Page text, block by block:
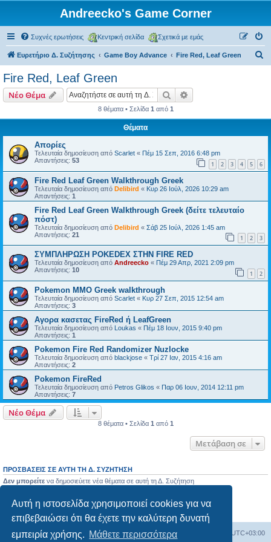
Αυτή η ιστοσελίδα χρησιμοποιεί cookies για να
επιβεβαιώσει ότι θα έχετε την καλύτερη δυνατή
εμπειρία χρήσης. Μάθετε περισσότερα
Andreecko's Game Corner
Συχνές ερωτήσεις Κεντρική σελίδα Σχετικά με εμάς
Ευρετήριο Δ. Συζήτησης Game Boy Advance Fire Red, Leaf Green
η
Fire Red, Leaf Green
Νέο Θέμα Αναζήτηση
8 θέματα • Σελίδα 1 από 1
Θέματα
Απορίες
Τελευταία δημοσίευση από Scarlet « Πέμ 15 Σεπ, 2016 6:48 pm
Απαντήσεις: 53 1 2 3 4 5 6
Fire Red Leaf Green Walkthrough Greek
Τελευταία δημοσίευση από Delibird « Κυρ 26 Ιούλ, 2026 10:29 am
Απαντήσεις: 1
Fire Red Leaf Green Walkthrough Greek (δείτε τελευταίο
πόστ)
Τελευταία δημοσίευση από Delibird « Σάβ 25 Ιούλ, 2026 1:45 am
Απαντήσεις: 21 1 2 3
ΣΥΜΠΛΗΡΩΣΗ POKEDEX ΣΤΗΝ FIRE RED
Τελευταία δημοσίευση από Andreecko « Πέμ 29 Απρ, 2021 2:09 pm
Απαντήσεις: 10 1 2
Pokemon MMO Greek walkthrough
Τελευταία δημοσίευση από Scarlet « Κυρ 27 Σεπ, 2015 12:54 am
Απαντήσεις: 3
Αγορα κασετας FireRed ή LeafGreen
Τελευταία δημοσίευση από Loukas « Πέμ 18 Ιουν, 2015 9:40 pm
Απαντήσεις: 1
Pokemon Fire Red Randomizer Nuzlocke
Τελευταία δημοσίευση από blackjose « Τρί 27 Ιαν, 2015 4:16 am
Απαντήσεις: 2
Pokemon FireRed
Τελευταία δημοσίευση από Petros Glikos « Παρ 06 Ιουν, 2014 12:11 pm
Απαντήσεις: 7
Νέο Θέμα
8 θέματα • Σελίδα 1 από 1
Μετάβαση σε
ΠΡΟΣΒΆΣΕΙΣ ΣΕ ΑΥΤΉ ΤΗ Δ. ΣΥΖΉΤΗΣΗ
Δεν μπορείτε να δημοσιεύετε νέα θέματα σε αυτή τη Δ. Συζήτηση
Δεν μπορείτε
να επεξεργάζεστε τις δημοσιεύσεις σας σε αυτή τη Δ. Συζήτηση
Δεν μπορείτενα διαγράφετε τις δημοσιεύσεις σας σε αυτή τη Δ. Συζήτηση
Δεν μπορείτενα επισυνάπτετε αρχεία σε αυτή τη Δ. Συζήτηση
Ευρετήριο Δ. Συζήτησης Όλοι οι χρόνοι είναι UTC+03:00